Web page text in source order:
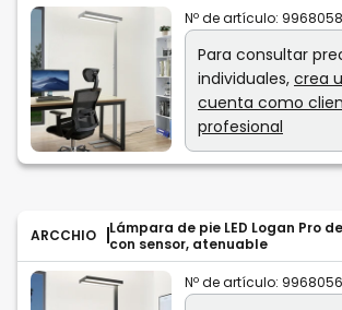
Nº de artículo: 9968058
Para consultar
individuales, crea
cuenta como
profesional
ARCCHIO
Lámpara de pie LED Logan Pro
con sensor, atenuable
Nº de artículo: 9968056